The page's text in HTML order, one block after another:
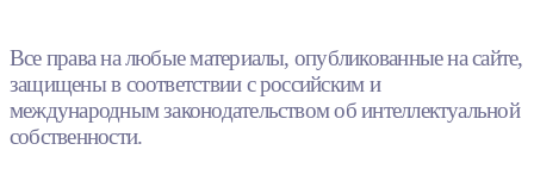
Все права на любые материалы, опубликованные на сайте,
защищены в соответствии с российским и
международным законодательством об интеллектуальной
собственности.